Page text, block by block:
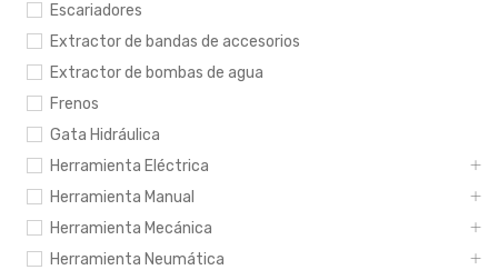
Escariadores
Extractor de bandas de accesorios
Extractor de bombas de agua
Frenos
Gata Hidráulica
Herramienta Eléctrica
Herramienta Manual
Herramienta Mecánica
Herramienta Neumática